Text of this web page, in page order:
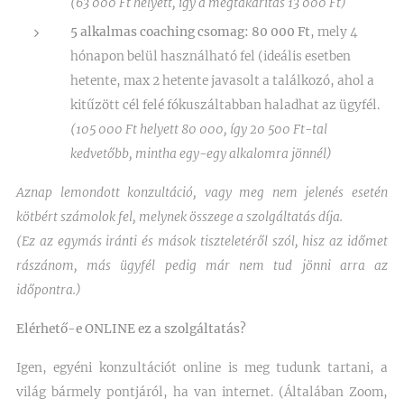
(63 000 Ft helyett, így a megtakarítás 13 000 Ft)
5 alkalmas coaching csomag: 80 000 Ft, mely 4
hónapon belül használható fel (ideális esetben
hetente, max 2 hetente javasolt a találkozó, ahol a
kitűzött cél felé fókuszáltabban haladhat az ügyfél.
(105 000 Ft helyett 80 000, így 20 500 Ft-tal
kedvetőbb, mintha egy-egy alkalomra jönnél)
Aznap lemondott konzultáció, vagy meg nem jelenés esetén
kötbért számolok fel, melynek összege a szolgáltatás díja.
(Ez az egymás iránti és mások tiszteletéről szól, hisz az időmet
rászánom, más ügyfél pedig már nem tud jönni arra az
időpontra.)
Elérhető-e ONLINE ez a szolgáltatás?
Igen, egyéni konzultációt online is meg tudunk tartani, a
világ bármely pontjáról, ha van internet. (Általában Zoom,